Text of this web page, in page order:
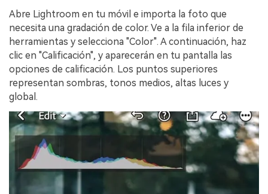
Abre Lightroom en tu móvil e importa la foto que
necesita una gradación de color. Ve a la fila inferior de
herramientas y selecciona "Color". A continuación, haz
clic en "Calificación", y aparecerán en tu pantalla las
opciones de calificación. Los puntos superiores
representan sombras, tonos medios, altas luces y
global.